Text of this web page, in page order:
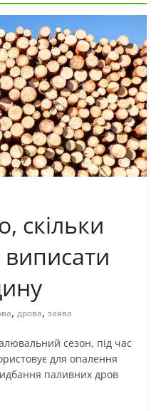
скільки
, дрова, заява
сезон, під час
для опалення
паливних дров